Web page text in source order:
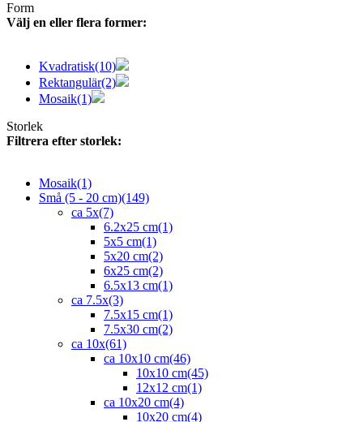
Form
Välj en eller flera former:
Kvadratisk(10)
Rektangulär(2)
Mosaik(1)
Storlek
Filtrera efter storlek:
Mosaik(1)
Små (5 - 20 cm)(149)
ca 5x(7)
6.2x25 cm(1)
5x5 cm(1)
5x20 cm(2)
6x25 cm(2)
6.5x13 cm(1)
ca 7.5x(3)
7.5x15 cm(1)
7.5x30 cm(2)
ca 10x(61)
ca 10x10 cm(46)
10x10 cm(45)
12x12 cm(1)
ca 10x20 cm(4)
10x20 cm(4)